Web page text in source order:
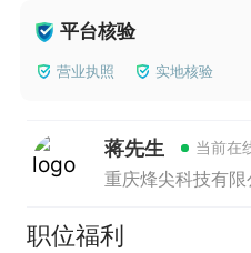
平台核验
营业执照 实地核验
蒋先生 当前在
重庆烽尖科技有限
职位福利